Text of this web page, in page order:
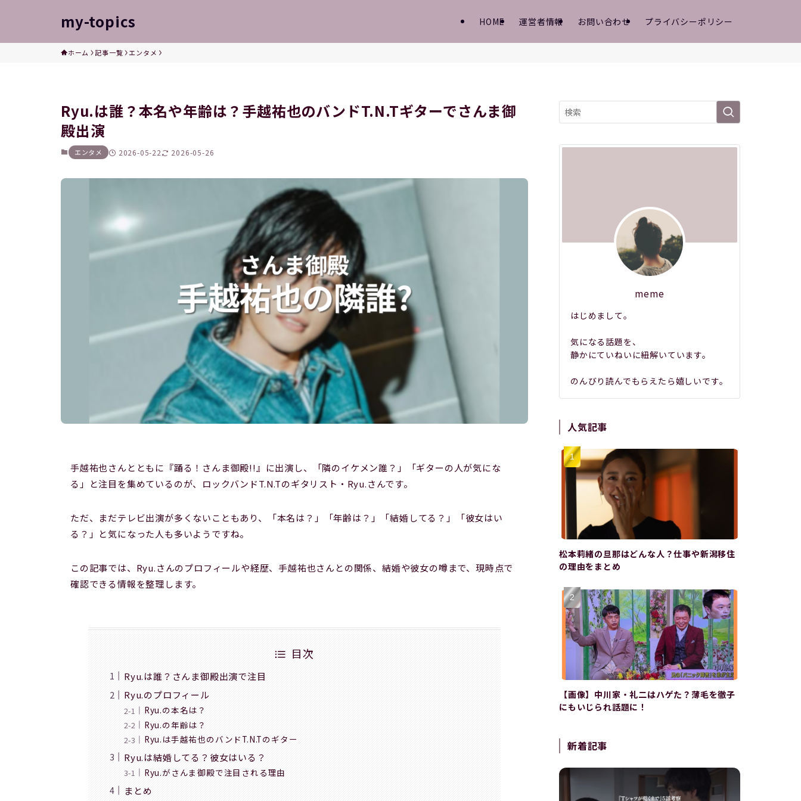
my-topics HOME 運営者情報 お問い合わせ プライバシーポリシー
ホーム 記事一覧 エンタメ
Ryu.は誰？本名や年齢は？手越祐也のバンドT.N.Tギターでさんま御
殿出演
エンタメ 2026-05-22 2026-05-26
手越祐也さんとともに『踊る！さんま御殿!!』に出演し、「隣のイケメン誰？」「ギターの人が気にな
る」と注目を集めているのが、ロックバンドT.N.Tのギタリスト・Ryu.さんです。
ただ、まだテレビ出演が多くないこともあり、「本名は？」「年齢は？」「結婚してる？」「彼女はい
る？」と気になった人も多いようですね。
この記事では、Ryu.さんのプロフィールや経歴、手越祐也さんとの関係、結婚や彼女の噂まで、現時点で
確認できる情報を整理します。
目次
Ryu.は誰？さんま御殿出演で注目
Ryu.のプロフィール
Ryu.の本名は？
Ryu.の年齢は？
Ryu.は手越祐也のバンドT.N.Tのギター
Ryu.は結婚してる？彼女はいる？
Ryu.がさんま御殿で注目される理由
まとめ
meme
はじめまして。
気になる話題を、
静かにていねいに紐解いています。
のんびり読んでもらえたら嬉しいです。
人気記事
松本莉緒の旦那はどんな人？仕事や新潟移住
の理由をまとめ
【画像】中川家・礼二はハゲた？薄毛を徹子
にもいじられ話題に！
新着記事